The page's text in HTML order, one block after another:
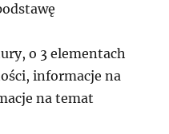
o 3 elementach
informacje na
na temat